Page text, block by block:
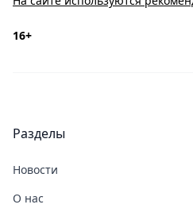
16+
Разделы
Новости
О нас